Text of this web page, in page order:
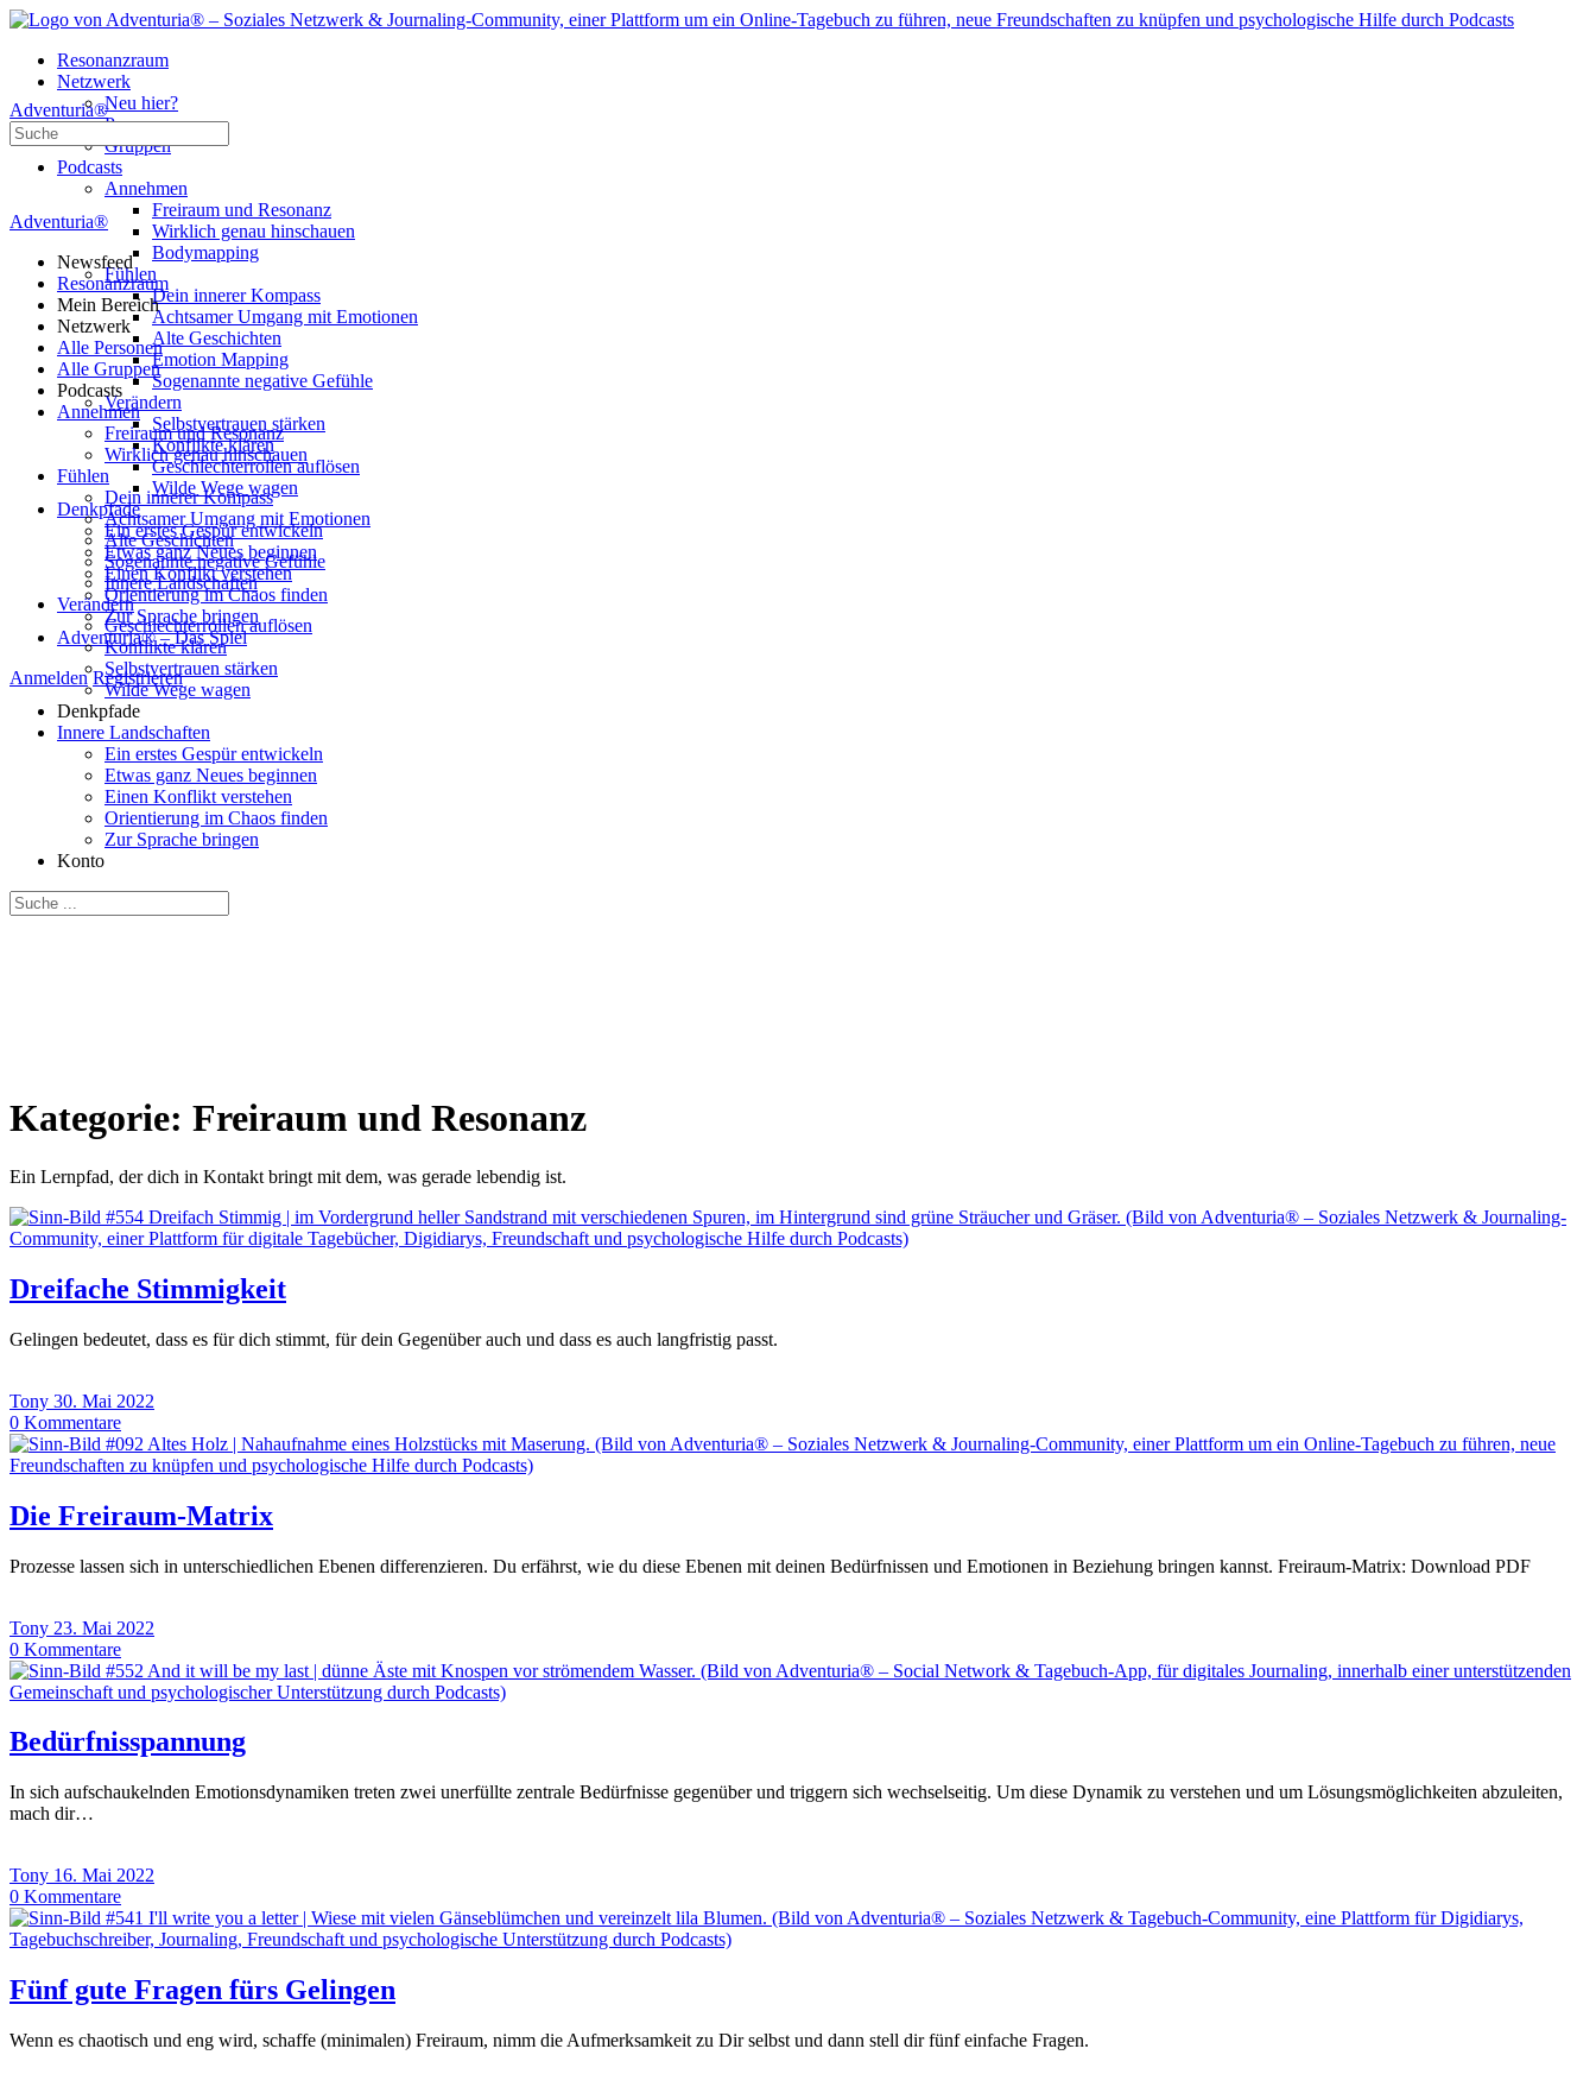
Resonanzraum
Netzwerk
Neu hier?
Personen
Gruppen
Podcasts
Annehmen
Freiraum und Resonanz
Wirklich genau hinschauen
Bodymapping
Fühlen
Dein innerer Kompass
Achtsamer Umgang mit Emotionen
Alte Geschichten
Emotion Mapping
Sogenannte negative Gefühle
Verändern
Selbstvertrauen stärken
Konflikte klären
Geschlechterrollen auflösen
Wilde Wege wagen
Denkpfade
Ein erstes Gespür entwickeln
Etwas ganz Neues beginnen
Einen Konflikt verstehen
Orientierung im Chaos finden
Zur Sprache bringen
Adventuria® – Das Spiel
Anmelden Registrieren
Adventuria®
Suche
nach:
Adventuria®
Newsfeed
Resonanzraum
Mein Bereich
Netzwerk
Alle Personen
Alle Gruppen
Podcasts
Annehmen
Freiraum und Resonanz
Wirklich genau hinschauen
Fühlen
Dein innerer Kompass
Achtsamer Umgang mit Emotionen
Alte Geschichten
Sogenannte negative Gefühle
Innere Landschaften
Verändern
Geschlechterrollen auflösen
Konflikte klären
Selbstvertrauen stärken
Wilde Wege wagen
Denkpfade
Innere Landschaften
Ein erstes Gespür entwickeln
Etwas ganz Neues beginnen
Einen Konflikt verstehen
Orientierung im Chaos finden
Zur Sprache bringen
Konto
Suche
nach:
Kategorie: Freiraum und Resonanz
Ein Lernpfad, der dich in Kontakt bringt mit dem, was gerade lebendig ist.
Dreifache Stimmigkeit
Gelingen bedeutet, dass es für dich stimmt, für dein Gegenüber auch und dass es auch langfristig passt.
Tony 30. Mai 2022
0 Kommentare
Die Freiraum-Matrix
Prozesse lassen sich in unterschiedlichen Ebenen differenzieren. Du erfährst, wie du diese Ebenen mit deinen Bedürfnissen und Emotionen in Beziehung bringen kannst. Freiraum-Matrix: Download PDF
Tony 23. Mai 2022
0 Kommentare
Bedürfnisspannung
In sich aufschaukelnden Emotionsdynamiken treten zwei unerfüllte zentrale Bedürfnisse gegenüber und triggern sich wechselseitig. Um diese Dynamik zu verstehen und um Lösungsmöglichkeiten abzuleiten,
mach dir…
Tony 16. Mai 2022
0 Kommentare
Fünf gute Fragen fürs Gelingen
Wenn es chaotisch und eng wird, schaffe (minimalen) Freiraum, nimm die Aufmerksamkeit zu Dir selbst und dann stell dir fünf einfache Fragen.